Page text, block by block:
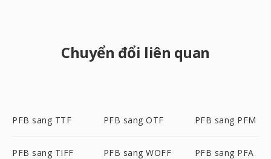
Chuyển đổi liên quan
PFB sang TTF PFB sang OTF PFB sang PFM
PFB sang TIFF PFB sang WOFF PFB sang PFA